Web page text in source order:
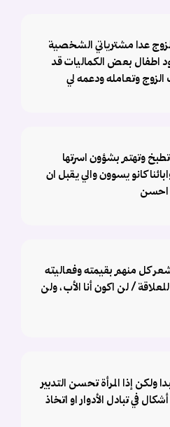
عدا مشترياتي الشخصية
اطفال بعض الكماليات قد
وتعامله ودعمه لي
وتهتم بشؤون اسرتها
كانو يسوون والي يقبل ان
احسن
كل منهم بقيمته وفعاليته
/ لن اكون أنا الأب ، ولن
ولكن إذا المرأة تحسن التدبير
في تبادل الأدوار او اتخاذ